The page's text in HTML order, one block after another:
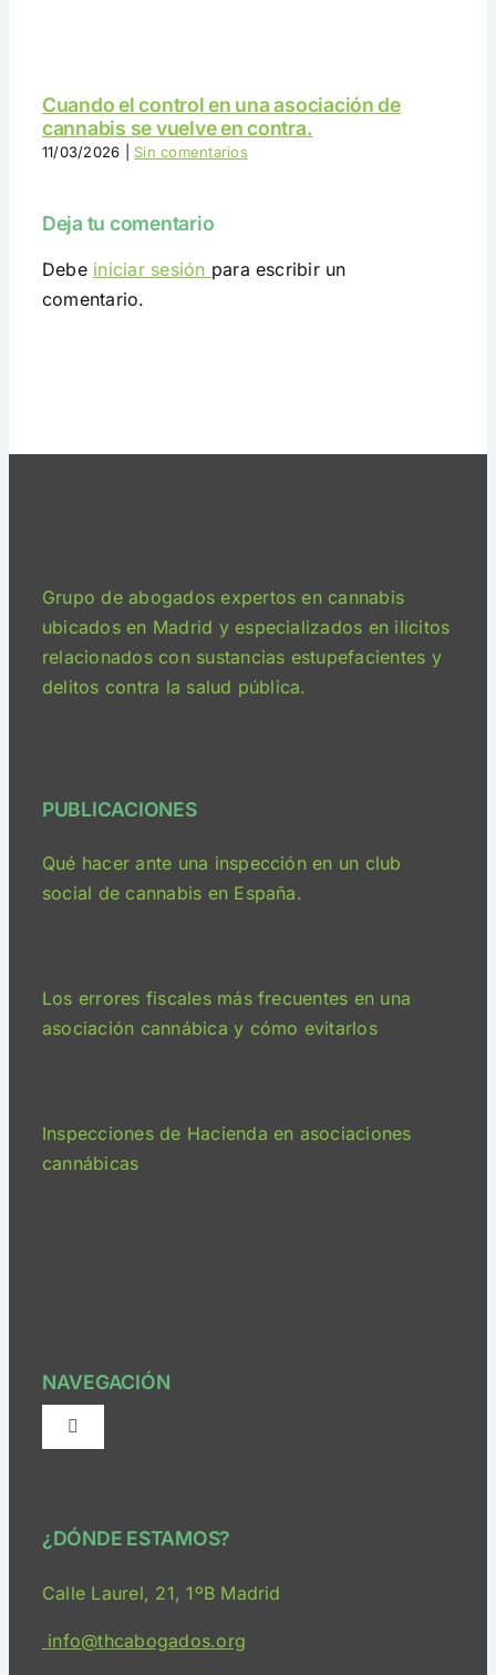
Cuando el control en una asociación de
cannabis se vuelve en contra.
11/03/2026 Sin comentarios
Deja tu comentario
Debe iniciar sesión para escribir un
comentario.
Grupo de abogados expertos en cannabis
ubicados en Madrid y especializados en ilícitos
relacionados con sustancias estupefacientes y
delitos contra la salud pública.
PUBLICACIONES
Qué hacer ante una inspección en un club
social de cannabis en España.
Los errores fiscales más frecuentes en una
asociación cannábica y cómo evitarlos
Inspecciones de Hacienda en asociaciones
cannábicas
NAVEGACIÓN
Alternar
Servicios
¿DÓNDE ESTAMOS?
Calle Laurel, 21, 1ºB Madrid
info@thcabogados.org